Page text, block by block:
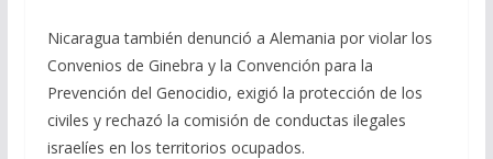
Nicaragua también denunció a Alemania por violar los
Convenios de Ginebra y la Convención para la
Prevención del Genocidio, exigió la protección de los
civiles y rechazó la comisión de conductas ilegales
israelíes en los territorios ocupados.